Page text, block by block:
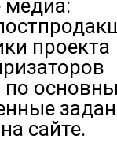
медиа:
проекта
по
сайте.